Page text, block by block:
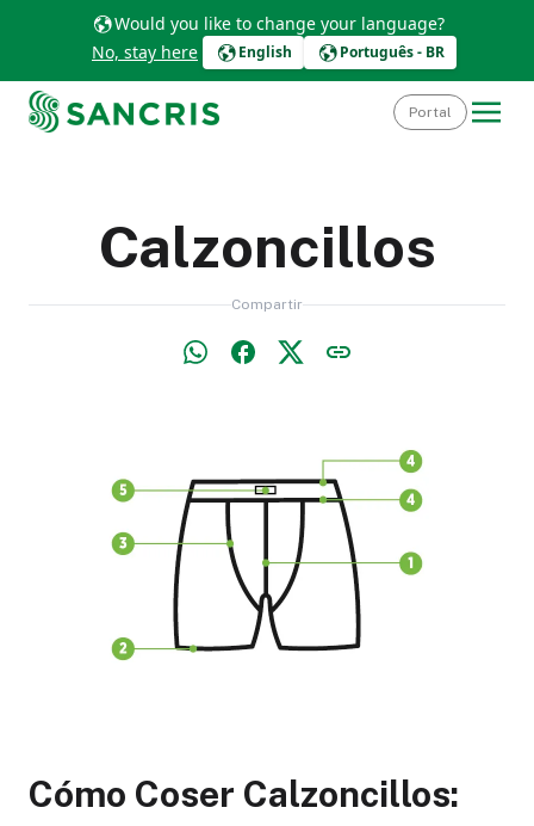
Would you like to change your language?
No, stay here
English Português - BR
Portal
Calzoncillos
Compartir
Cómo Coser Calzoncillos: